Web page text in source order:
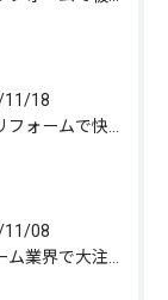
11/18
11/08